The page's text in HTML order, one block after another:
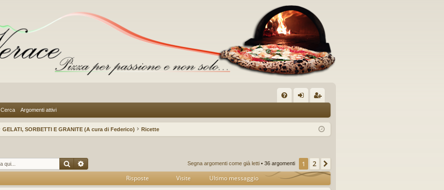
Q in riv
Cerca Argomenti attivi
GELATI, SORBETTI E GRANITE (A cura di Federico) Ricette
CercaRicerca avanzata Segna argomenti come già letti • 36 argomenti 1 2
Risposte Visite Ultimo messaggio